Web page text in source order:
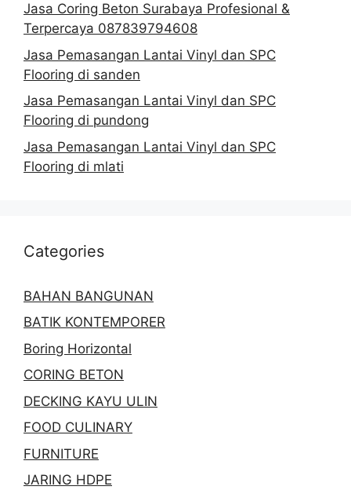
Jasa Coring Beton Surabaya Profesional &
Terpercaya 087839794608
Jasa Pemasangan Lantai Vinyl dan SPC
Flooring di sanden
Jasa Pemasangan Lantai Vinyl dan SPC
Flooring di pundong
Jasa Pemasangan Lantai Vinyl dan SPC
Flooring di mlati
Categories
BAHAN BANGUNAN
BATIK KONTEMPORER
Boring Horizontal
CORING BETON
DECKING KAYU ULIN
FOOD CULINARY
FURNITURE
JARING HDPE